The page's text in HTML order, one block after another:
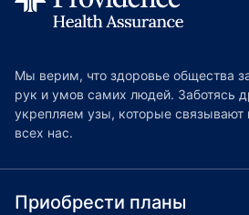
Мы верим, что здоровье общества
рук и умов самих людей. Заботясь
укрепляем узы, которые
всех нас.
Приобрести планы